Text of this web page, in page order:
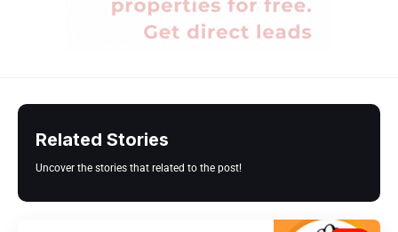
Related Stories
Uncover the stories that related to the post!